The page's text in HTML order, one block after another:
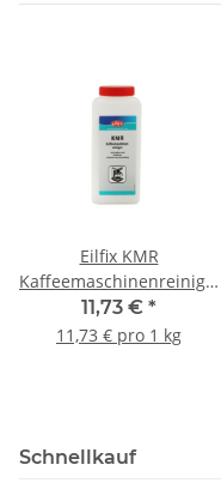
Eilfix KMR
Kaffeemaschinenreiniger-
Pulver 1 kg/Dose
11,73 € *
11,73 € pro 1 kg
Schnellkauf